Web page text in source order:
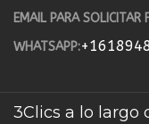
EMAIL PARA SOLICITAR
WHATSAPP:
3Clics a lo largo